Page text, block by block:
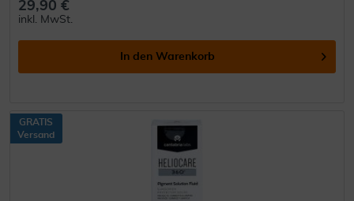
29,90 €
inkl. MwSt.
In den Warenkorb
GRATIS
Versand